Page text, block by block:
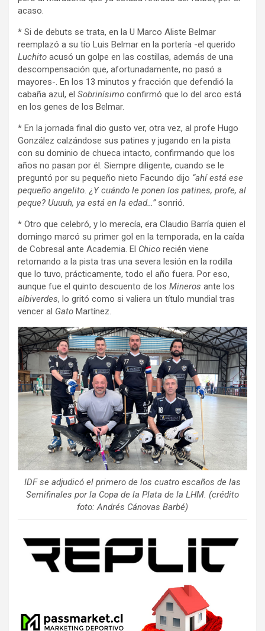
acaso.
* Si de debuts se trata, en la U Marco Aliste Belmar
reemplazó a su tío Luis Belmar en la portería -el querido
Luchito acusó un golpe en las costillas, además de una
descompensación que, afortunadamente, no pasó a
mayores-. En los 13 minutos y fracción que defendió la
cabaña azul, el Sobrinísimo confirmó que lo del arco está
en los genes de los Belmar.
* En la jornada final dio gusto ver, otra vez, al profe Hugo
González calzándose sus patines y jugando en la pista
con su dominio de chueca intacto, confirmando que los
años no pasan por él. Siempre diligente, cuando se le
preguntó por su pequeño nieto Facundo dijo “ahí está ese
pequeño angelito. ¿Y cuándo le ponen los patines, profe, al
peque? Uuuuh, ya está en la edad…”sonrió.
* Otro que celebró, y lo merecía, era Claudio Barría quien el
domingo marcó su primer gol en la temporada, en la caída
de Cobresal ante Academia. El Chico recién viene
retornando a la pista tras una severa lesión en la rodilla
que lo tuvo, prácticamente, todo el año fuera. Por eso,
aunque fue el quinto descuento de los Mineros ante los
albiverdes, lo gritó como si valiera un título mundial tras
vencer al Gato Martínez.
IDF se adjudicó el primero de los cuatro escaños de las
Semifinales por la Copa de la Plata de la LHM. (crédito
foto: Andrés Cánovas Barbé)